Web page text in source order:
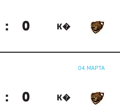
: 0 К�
04 МАРТА
: 0 К�